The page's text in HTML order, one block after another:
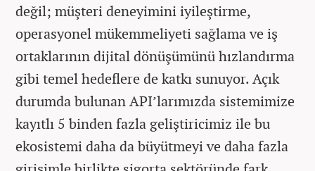
değil; müşteri deneyimini iyileştirme,
operasyonel mükemmeliyeti sağlama ve iş
ortaklarının dijital dönüşümünü hızlandırma
gibi temel hedeflere de katkı sunuyor. Açık
durumda bulunan API’larımızda sistemimize
kayıtlı 5 binden fazla geliştiricimiz ile bu
ekosistemi daha da büyütmeyi ve daha fazla